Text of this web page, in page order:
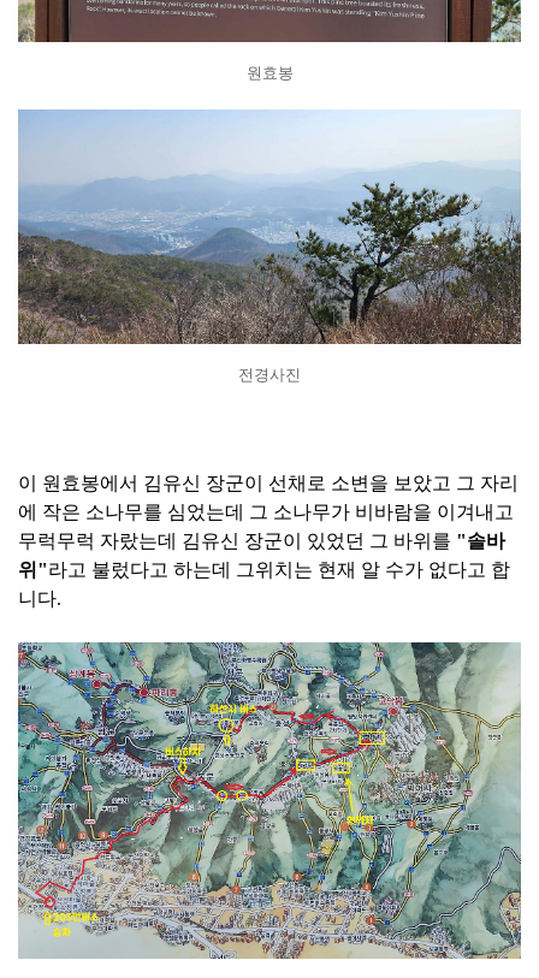
원효봉
전경사진
이 원효봉에서 김유신 장군이 선채로 소변을 보았고 그 자리
에 작은 소나무를 심었는데 그 소나무가 비바람을 이겨내고
무럭무럭 자랐는데 김유신 장군이 있었던 그 바위를 "솔바
위"라고 불렀다고 하는데 그위치는 현재 알 수가 없다고 합
니다.